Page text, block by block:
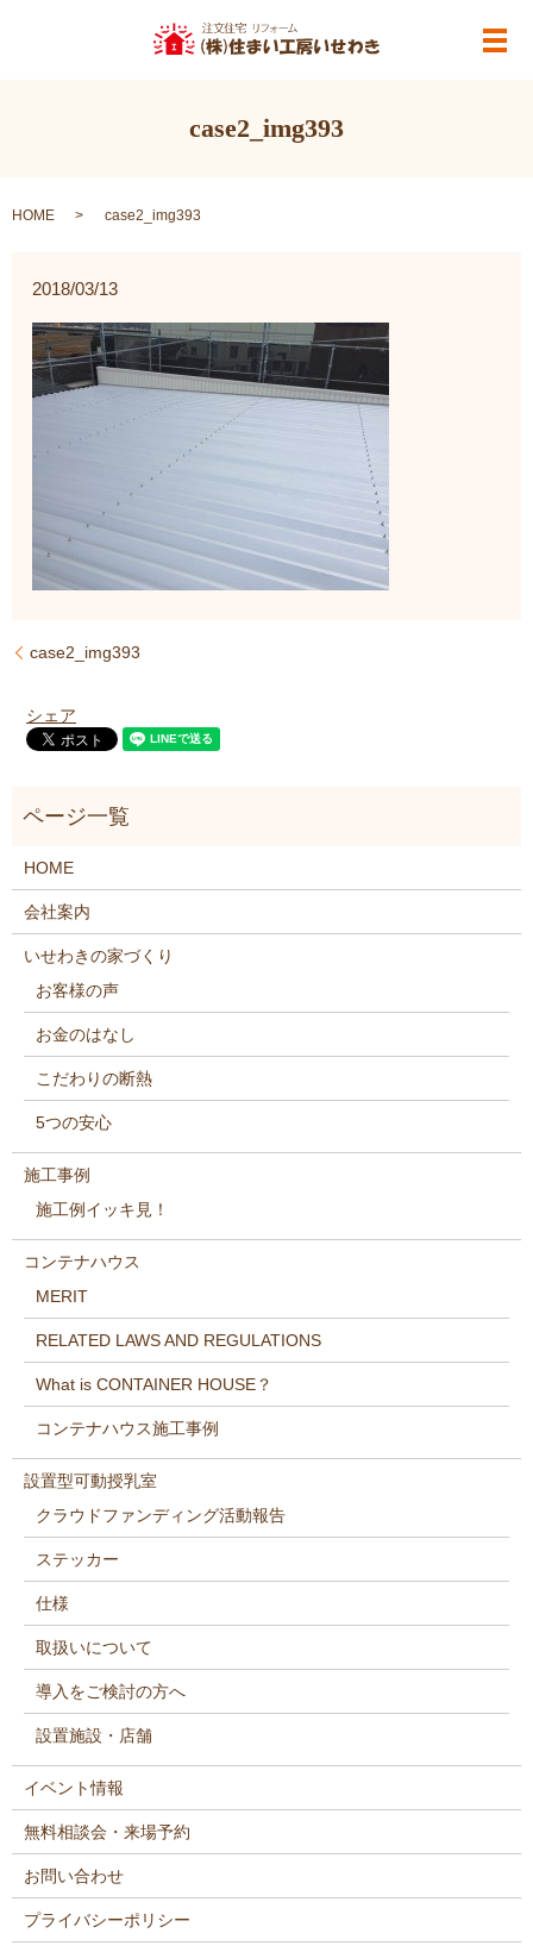
メ
case2_img393
HOME case2_img393
2018/03/13
case2_img393
シェア
HOME
会社案内
いせわきの家づくり
お客様の声
お金のはなし
こだわりの断熱
5つの安心
施工事例
施工例イッキ見！
コンテナハウス
MERIT
RELATED LAWS AND REGULATIONS
What is CONTAINER HOUSE？
コンテナハウス施工事例
設置型可動授乳室
クラウドファンディング活動報告
ステッカー
仕様
取扱いについて
導入をご検討の方へ
設置施設・店舗
イベント情報
無料相談会・来場予約
お問い合わせ
プライバシーポリシー